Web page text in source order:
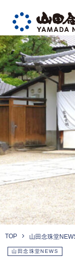
山
TOP 山田念珠堂
山田念珠堂NEWS